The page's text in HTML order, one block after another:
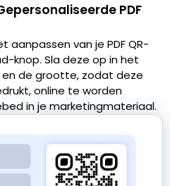
PDF
van je PDF QR-
knop. Sla deze op in het
de grootte, zodat deze
online te worden
in je marketingmateriaal.